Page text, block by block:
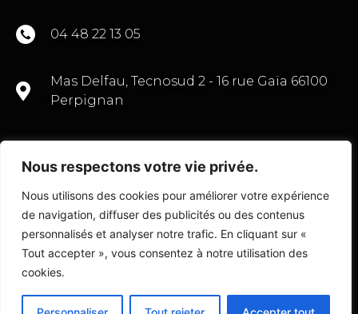
Nous respectons votre vie privée.
Nous utilisons des cookies pour améliorer votre expérience
de navigation, diffuser des publicités ou des contenus
personnalisés et analyser notre trafic. En cliquant sur «
Tout accepter », vous consentez à notre utilisation des
cookies.
04 48 22 13 05
Mas Delfau, Tecnosud 2 - 16 rue Gaïa 66100
Perpignan
CONTACTEZ-NOUS
© Copyright 2022 Transactions Commerce 66